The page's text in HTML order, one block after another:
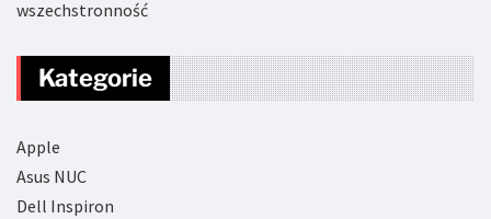
wszechstronność
Kategorie
Apple
Asus NUC
Dell Inspiron